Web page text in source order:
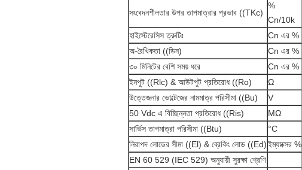
সংবেদনশীলতার উপর তাপমাত্রার প্রভাব ((TKc)
%
Cn/10k
হাইস্টেরেসিস ত্রুটিঃ Cn এর %
অ-রৈখিকতা ((ডিন)
Cn এর %
৩০ মিনিটের বেশি সময় ধরে
Cn এর %
ইনপুট ((Rlc) & আউটপুট প্রতিরোধ ((Ro)
Ω
উত্তেজনার ভোল্টেজের নামমাত্র পরিসীমা ((Bu)
V
50 Vdc এ বিচ্ছিন্নতা প্রতিরোধ ((Ris)
MΩ
সার্ভিস তাপমাত্রা পরিসীমা ((Btu)
°C
নিরাপদ লোডের সীমা ((El) & ব্রেকিং লোড ((Ed)ইম্যাক্সের %
EN 60 529 (IEC 529) অনুযায়ী সুরক্ষা শ্রেণি